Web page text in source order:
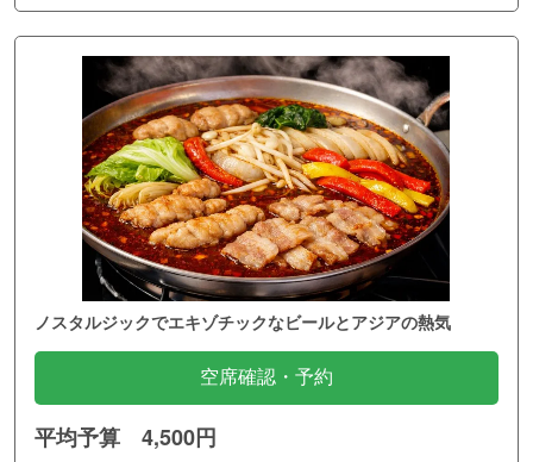
ノスタルジックでエキゾチックなビールとアジアの熱気
空席確認・予約
平均予算 4,500円